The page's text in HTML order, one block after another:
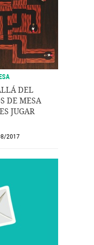
DEL
DE MESA
JUGAR
2017